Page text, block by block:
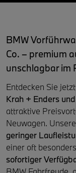
BMW
Co. – premium
unschlagbar im
Entdecken Sie
Krah + Enders
attraktive
Neuwagen.
geringer
einer oft
sofortiger